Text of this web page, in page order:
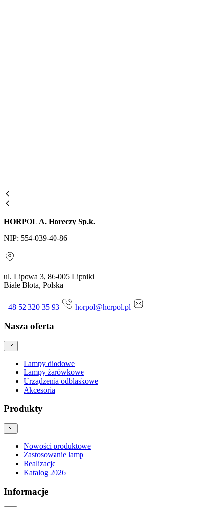
HORPOL A. Horeczy Sp.k.
NIP: 554-039-40-86
ul. Lipowa 3, 86-005 Lipniki
Białe Błota, Polska
+48 52 320 35 93 horpol@horpol.pl
Nasza oferta
Lampy diodowe
Lampy żarówkowe
Urządzenia odblaskowe
Akcesoria
Produkty
Nowości produktowe
Zastosowanie lamp
Realizacje
Katalog 2026
Informacje